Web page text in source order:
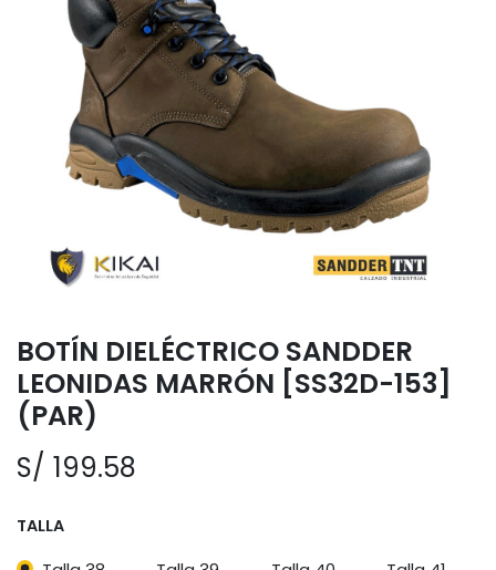
BOTÍN DIELÉCTRICO SANDDER
LEONIDAS MARRÓN [SS32D-153]
(PAR)
S/ 199.58
TALLA